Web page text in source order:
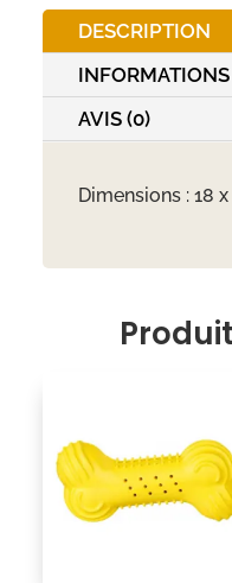
Ella
-
Vache
+
corde
DESCRIPTION
AVIS (0)
Dimensions : 18 x